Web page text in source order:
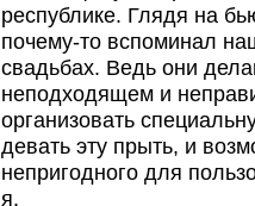
республике. Глядя на
почему-то вспоминал
свадьбах. Ведь они
неподходящем и
организовать
девать эту прыть, и
непригодного для
я.